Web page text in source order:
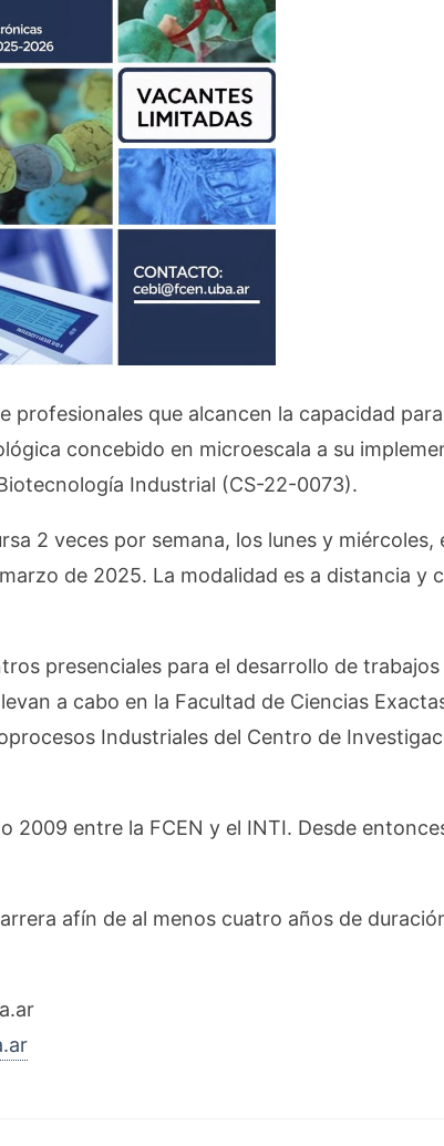
que alcancen la capacidad
concebido en microescala a su
Industrial (CS-22-0073).
2 veces por semana, los lunes y miércoles,
de 2025. La modalidad es a distancia y
presenciales para el desarrollo de
a cabo en la Facultad de Ciencias
Industriales del Centro de
2009 entre la FCEN y el INTI. Desde
afín de al menos cuatro años de